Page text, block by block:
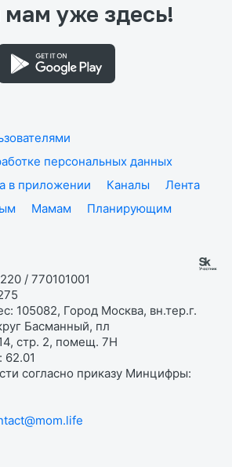
мам уже здесь!
персональных данных
в приложении Каналы
Лента
Мамам
Планирующим
/ 770101001
105082, Город Москва, вн.тер.г.
Басманный, пл
стр. 2, помещ. 7Н
согласно приказу Минцифры: